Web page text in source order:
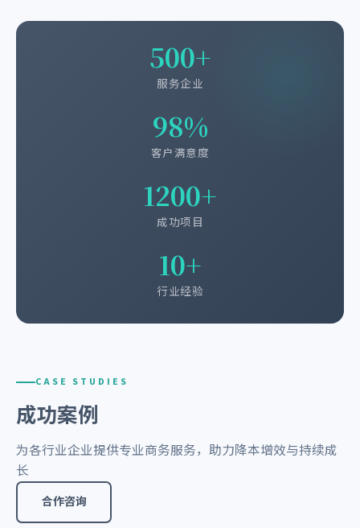
500+
服务企业
98%
客户满意度
1200+
成功项目
10+
行业经验
CASE STUDIES
成功案例
为各行业企业提供专业商务服务，助力降本增效与持续成
长
合作咨询